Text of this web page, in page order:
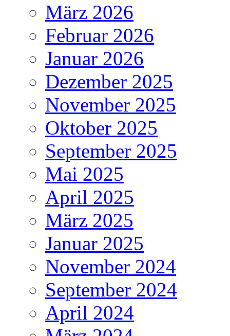
März 2026
Februar 2026
Januar 2026
Dezember 2025
November 2025
Oktober 2025
September 2025
Mai 2025
April 2025
März 2025
Januar 2025
November 2024
September 2024
April 2024